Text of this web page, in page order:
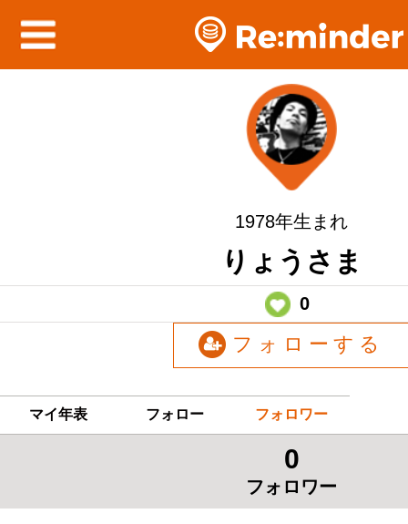
1978年生まれ
りょうさま
0
フォローする
マイ年表 フォロー フォロワー
0
フォロワー